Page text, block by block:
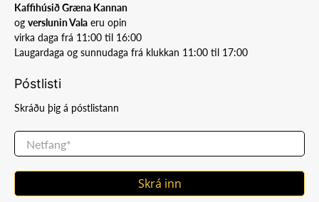
Kaffihúsið Græna Kannan
og verslunin Vala eru opin
virka daga frá 11:00 til 16:00
Laugardaga og sunnudaga frá klukkan 11:00 til 17:00
Póstlisti
Skráðu þig á póstlistann
Netfang
Skrá inn